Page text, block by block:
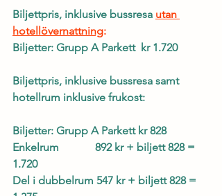
Biljettpris, inklusive bussresa utan
hotellövernattning:
Biljetter: Grupp A Parkett  kr 1.720
Biljettpris, inklusive bussresa samt
hotellrum inklusive frukost:
Biljetter: Grupp A Parkett kr 828
Enkelrum             892 kr + biljett 828 =
1.720
Del i dubbelrum 547 kr + biljett 828 =